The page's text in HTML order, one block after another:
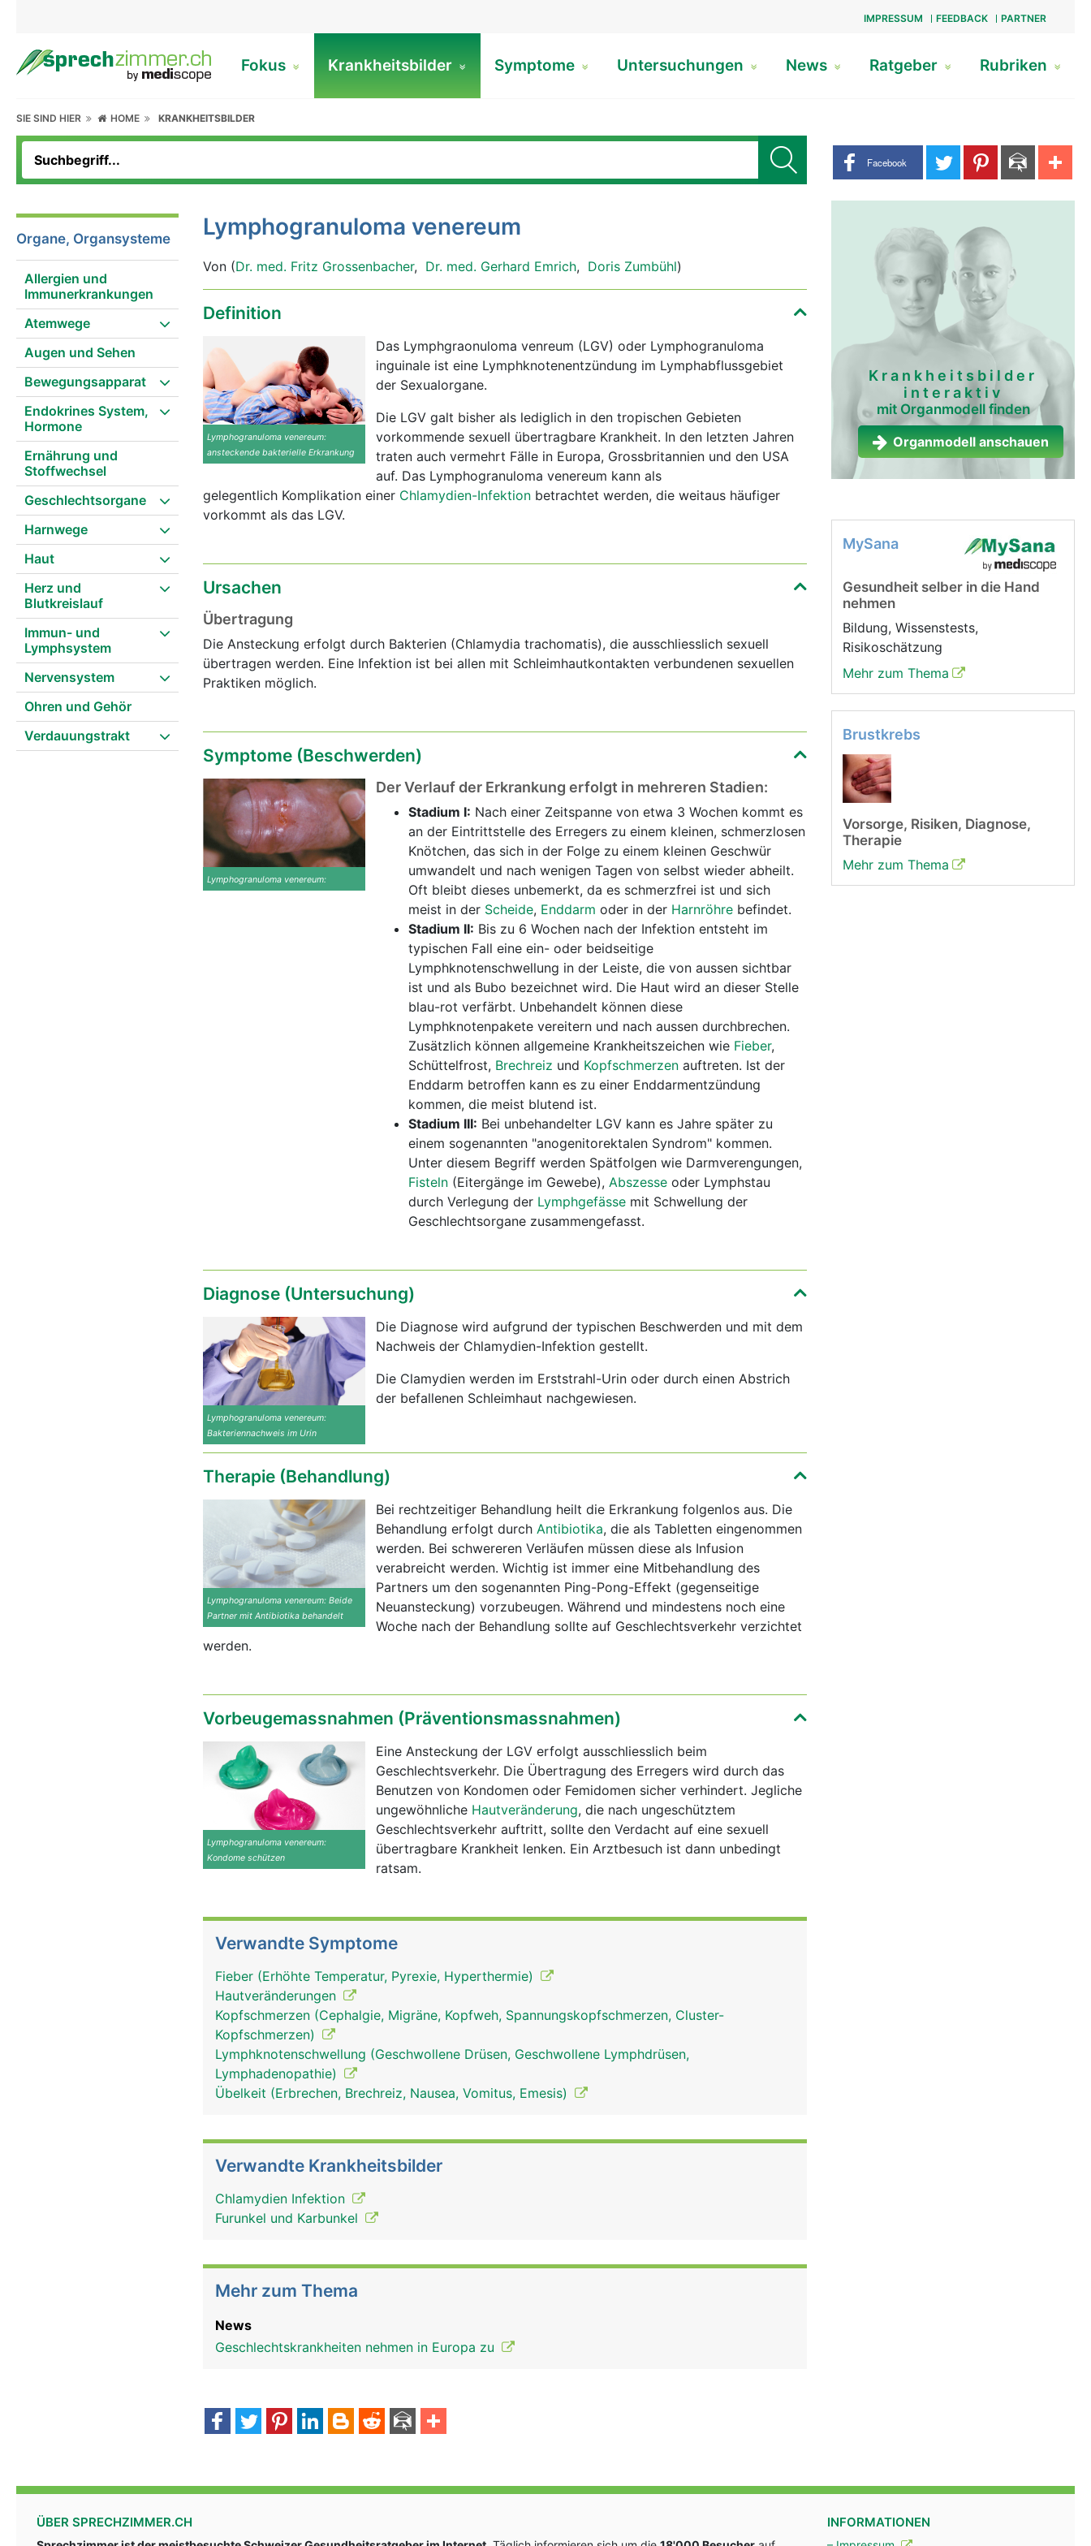
IMPRESSUM FEEDBACK PARTNER
Fokus Krankheitsbilder Symptome Untersuchungen News Ratgeber Rubriken
SIE SIND HIER HOME KRANKHEITSBILDER
Share buttons
Facebook
Organe, Organsysteme
Allergien und
Immunerkrankungen
Atemwege
Augen und Sehen
Bewegungsapparat
Endokrines System,
Hormone
Ernährung und
Stoffwechsel
Geschlechtsorgane
Harnwege
Haut
Herz und
Blutkreislauf
Immun- und
Lymphsystem
Nervensystem
Ohren und Gehör
Verdauungstrakt
Lymphogranuloma venereum
Von (Dr. med. Fritz Grossenbacher, Dr. med. Gerhard Emrich, Doris Zumbühl)
Definition
Lymphogranuloma venereum:
ansteckende bakterielle Erkrankung
Das Lymphgraonuloma venreum (LGV) oder Lymphogranuloma
inguinale ist eine Lymphknotenentzündung im Lymphabflussgebiet
der Sexualorgane.
Die LGV galt bisher als lediglich in den tropischen Gebieten
vorkommende sexuell übertragbare Krankheit. In den letzten Jahren
traten auch vermehrt Fälle in Europa, Grossbritannien und den USA
auf. Das Lymphogranuloma venereum kann als
gelegentlich Komplikation einer Chlamydien-Infektion betrachtet werden, die weitaus häufiger
vorkommt als das LGV.
Ursachen
Übertragung
Die Ansteckung erfolgt durch Bakterien (Chlamydia trachomatis), die ausschliesslich sexuell
übertragen werden. Eine Infektion ist bei allen mit Schleimhautkontakten verbundenen sexuellen
Praktiken möglich.
Symptome (Beschwerden)
Lymphogranuloma venereum:
Der Verlauf der Erkrankung erfolgt in mehreren Stadien:
Stadium I: Nach einer Zeitspanne von etwa 3 Wochen kommt es
an der Eintrittstelle des Erregers zu einem kleinen, schmerzlosen
Knötchen, das sich in der Folge zu einem kleinen Geschwür
umwandelt und nach wenigen Tagen von selbst wieder abheilt.
Oft bleibt dieses unbemerkt, da es schmerzfrei ist und sich
meist in der Scheide, Enddarm oder in der Harnröhre befindet.
Stadium II: Bis zu 6 Wochen nach der Infektion entsteht im
typischen Fall eine ein- oder beidseitige
Lymphknotenschwellung in der Leiste, die von aussen sichtbar
ist und als Bubo bezeichnet wird. Die Haut wird an dieser Stelle
blau-rot verfärbt. Unbehandelt können diese
Lymphknotenpakete vereitern und nach aussen durchbrechen.
Zusätzlich können allgemeine Krankheitszeichen wie Fieber,
Schüttelfrost, Brechreiz und Kopfschmerzen auftreten. Ist der
Enddarm betroffen kann es zu einer Enddarmentzündung
kommen, die meist blutend ist.
Stadium III: Bei unbehandelter LGV kann es Jahre später zu
einem sogenannten "anogenitorektalen Syndrom" kommen.
Unter diesem Begriff werden Spätfolgen wie Darmverengungen,
Fisteln (Eitergänge im Gewebe), Abszesse oder Lymphstau
durch Verlegung der Lymphgefässe mit Schwellung der
Geschlechtsorgane zusammengefasst.
Diagnose (Untersuchung)
Lymphogranuloma venereum:
Bakteriennachweis im Urin
Die Diagnose wird aufgrund der typischen Beschwerden und mit dem
Nachweis der Chlamydien-Infektion gestellt.
Die Clamydien werden im Erststrahl-Urin oder durch einen Abstrich
der befallenen Schleimhaut nachgewiesen.
Therapie (Behandlung)
Lymphogranuloma venereum: Beide
Partner mit Antibiotika behandelt
Bei rechtzeitiger Behandlung heilt die Erkrankung folgenlos aus. Die
Behandlung erfolgt durch Antibiotika, die als Tabletten eingenommen
werden. Bei schwereren Verläufen müssen diese als Infusion
verabreicht werden. Wichtig ist immer eine Mitbehandlung des
Partners um den sogenannten Ping-Pong-Effekt (gegenseitige
Neuansteckung) vorzubeugen. Während und mindestens noch eine
Woche nach der Behandlung sollte auf Geschlechtsverkehr verzichtet
werden.
Vorbeugemassnahmen (Präventionsmassnahmen)
Lymphogranuloma venereum:
Kondome schützen
Eine Ansteckung der LGV erfolgt ausschliesslich beim
Geschlechtsverkehr. Die Übertragung des Erregers wird durch das
Benutzen von Kondomen oder Femidomen sicher verhindert. Jegliche
ungewöhnliche Hautveränderung, die nach ungeschütztem
Geschlechtsverkehr auftritt, sollte den Verdacht auf eine sexuell
übertragbare Krankheit lenken. Ein Arztbesuch ist dann unbedingt
ratsam.
Verwandte Symptome
Fieber (Erhöhte Temperatur, Pyrexie, Hyperthermie)
Hautveränderungen
Kopfschmerzen (Cephalgie, Migräne, Kopfweh, Spannungskopfschmerzen, Cluster-
Kopfschmerzen)
Lymphknotenschwellung (Geschwollene Drüsen, Geschwollene Lymphdrüsen,
Lymphadenopathie)
Übelkeit (Erbrechen, Brechreiz, Nausea, Vomitus, Emesis)
Verwandte Krankheitsbilder
Chlamydien Infektion
Furunkel und Karbunkel
Mehr zum Thema
News
Geschlechtskrankheiten nehmen in Europa zu
Krankheitsbilder
interaktiv
mit Organmodell finden
Organmodell anschauen
MySana
Gesundheit selber in die Hand
nehmen
Bildung, Wissenstests,
Risikoschätzung
Mehr zum Thema
Brustkrebs
Vorsorge, Risiken, Diagnose,
Therapie
Mehr zum Thema
ÜBER SPRECHZIMMER.CH INFORMATIONEN